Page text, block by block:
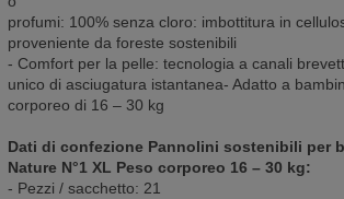
profumi: 100% senza cloro: imbottitura in
proveniente da foreste sostenibili
- Comfort per la pelle: tecnologia a canali
unico di asciugatura istantanea- Adatto a
corporeo di 16 – 30 kg
Dati di confezione Pannolini sostenibili per
Nature N°1 XL Peso corporeo 16 – 30 kg:
- Pezzi / sacchetto: 21